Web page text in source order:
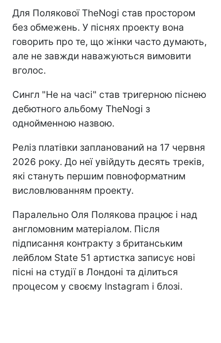
Для Полякової TheNogi став простором
без обмежень. У піснях проекту вона
говорить про те, що жінки часто думають,
але не завжди наважуються вимовити
вголос.
Сингл "Не на часі" став тригерною піснею
дебютного альбому TheNogi з
однойменною назвою.
Реліз платівки запланований на 17 червня
2026 року. До неї увійдуть десять треків,
які стануть першим повноформатним
висловлюванням проекту.
Паралельно Оля Полякова працює і над
англомовним матеріалом. Після
підписання контракту з британським
лейблом State 51 артистка записує нові
пісні на студії в Лондоні та ділиться
процесом у своєму Instagram і блозі.